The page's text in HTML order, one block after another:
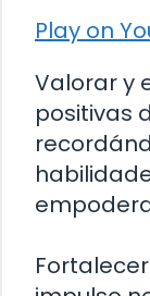
Play on
Valorar y
positivas